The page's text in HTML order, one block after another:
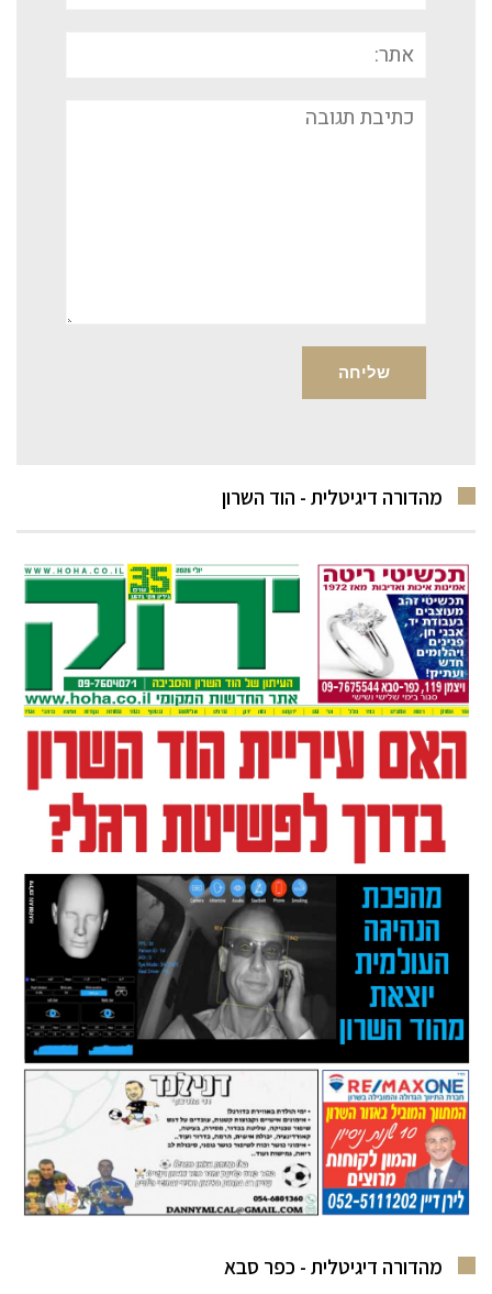
תגובה
מהדורה דיגיטלית - הוד השרון
מהדורה דיגיטלית - כפר סבא